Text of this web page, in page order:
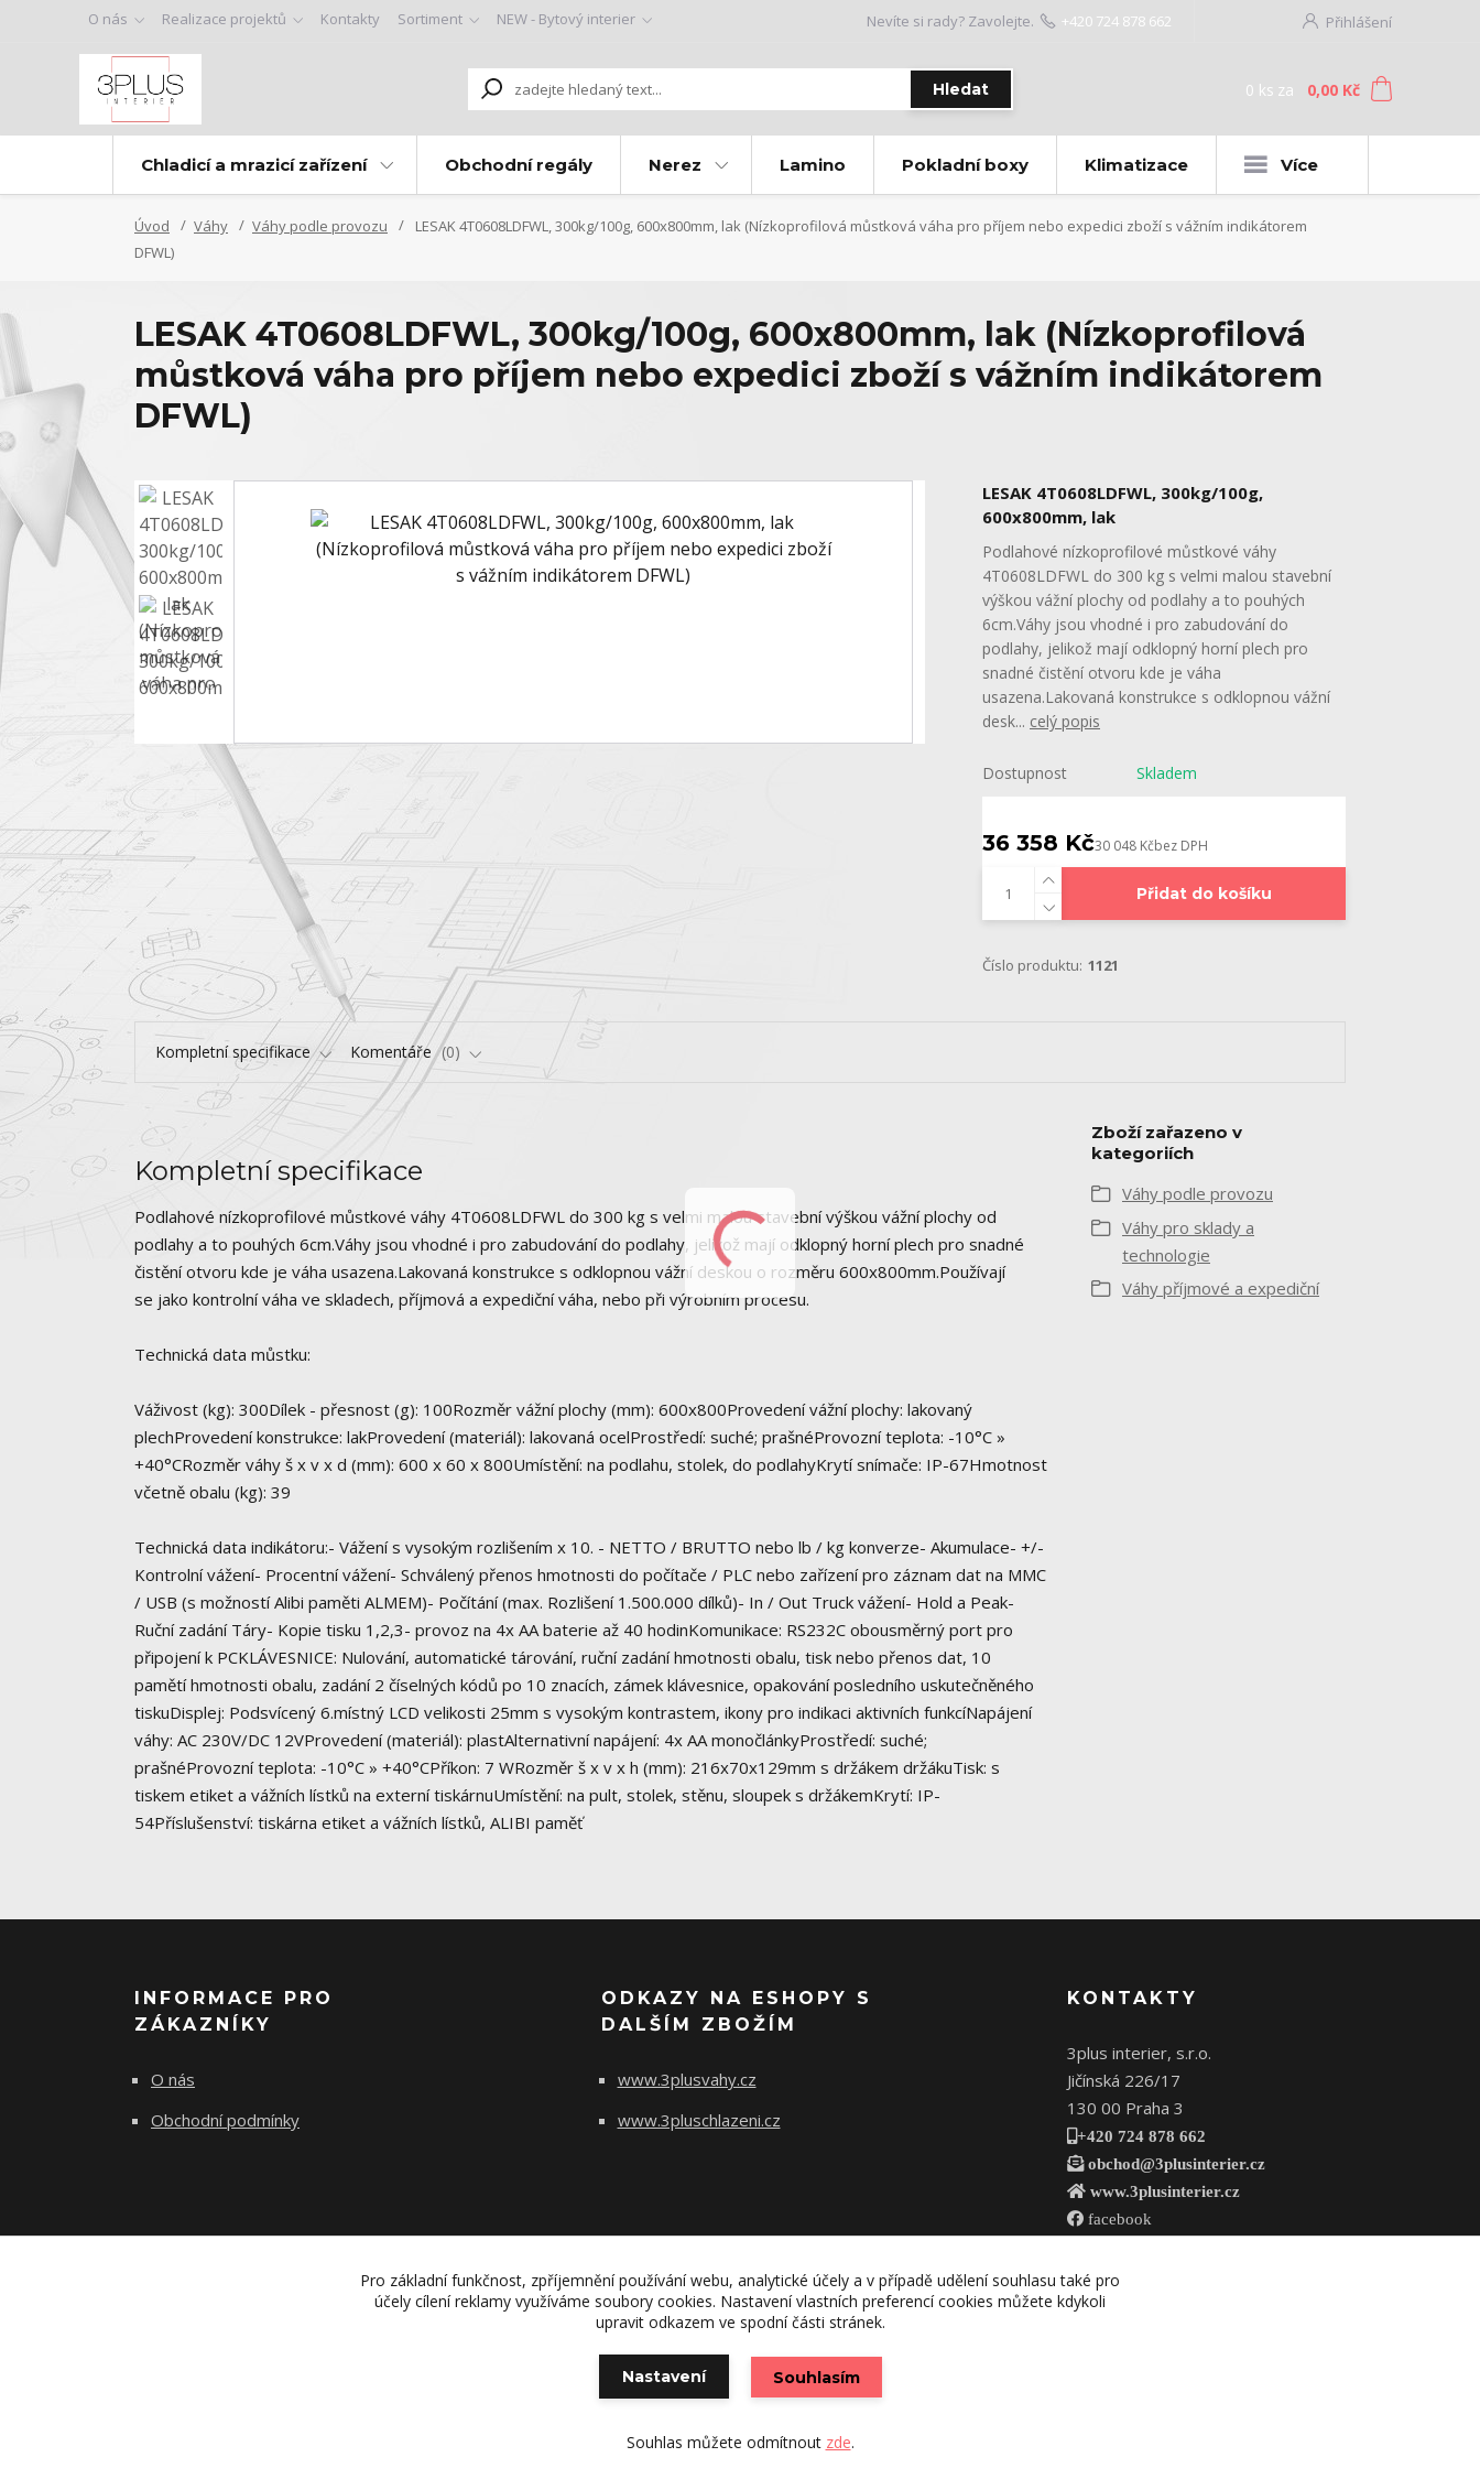
O nás Realizace projektů Kontakty Sortiment NEW - Bytový interier Přihlášení
Hledat
Nevíte si rady? Zavolejte. +420 724 878 662
0 ks za 0,00 Kč
Chladicí a mrazicí zařízení Obchodní regály Nerez Lamino Pokladní boxy Klimatizace Více
Úvod Váhy Váhy podle provozu
LESAK 4T0608LDFWL, 300kg/100g, 600x800mm, lak (Nízkoprofilová můstková váha pro příjem nebo expedici zboží s vážním indikátorem
DFWL)
LESAK 4T0608LDFWL, 300kg/100g, 600x800mm, lak (Nízkoprofilová
můstková váha pro příjem nebo expedici zboží s vážním indikátorem
DFWL)
LESAK 4T0608LDFWL, 300kg/100g,
600x800mm, lak
Podlahové nízkoprofilové můstkové váhy
4T0608LDFWL do 300 kg s velmi malou stavební
výškou vážní plochy od podlahy a to pouhých
6cm.Váhy jsou vhodné i pro zabudování do
podlahy, jelikož mají odklopný horní plech pro
snadné čistění otvoru kde je váha
usazena.Lakovaná konstrukce s odklopnou vážní
desk... celý popis
Dostupnost Skladem
36 358 Kč30 048 Kčbez DPH
Přidat do košíku
Číslo produktu: 1121
Kompletní specifikace Komentáře 0
Kompletní specifikace
Podlahové nízkoprofilové můstkové váhy 4T0608LDFWL do 300 kg s velmi malou stavební výškou vážní plochy od
podlahy a to pouhých 6cm.Váhy jsou vhodné i pro zabudování do podlahy, jelikož mají odklopný horní plech pro snadné
čistění otvoru kde je váha usazena.Lakovaná konstrukce s odklopnou vážní deskou o rozměru 600x800mm.Používají
se jako kontrolní váha ve skladech, příjmová a expediční váha, nebo při výrobním procesu.
Technická data můstku:
Váživost (kg): 300Dílek - přesnost (g): 100Rozměr vážní plochy (mm): 600x800Provedení vážní plochy: lakovaný
plechProvedení konstrukce: lakProvedení (materiál): lakovaná ocelProstředí: suché; prašnéProvozní teplota: -10°C »
+40°CRozměr váhy š x v x d (mm): 600 x 60 x 800Umístění: na podlahu, stolek, do podlahyKrytí snímače: IP-67Hmotnost
včetně obalu (kg): 39
Technická data indikátoru:- Vážení s vysokým rozlišením x 10. - NETTO / BRUTTO nebo lb / kg konverze- Akumulace- +/-
Kontrolní vážení- Procentní vážení- Schválený přenos hmotnosti do počítače / PLC nebo zařízení pro záznam dat na MMC
/ USB (s možností Alibi paměti ALMEM)- Počítání (max. Rozlišení 1.500.000 dílků)- In / Out Truck vážení- Hold a Peak-
Ruční zadání Táry- Kopie tisku 1,2,3- provoz na 4x AA baterie až 40 hodinKomunikace: RS232C obousměrný port pro
připojení k PCKLÁVESNICE: Nulování, automatické tárování, ruční zadání hmotnosti obalu, tisk nebo přenos dat, 10
pamětí hmotnosti obalu, zadání 2 číselných kódů po 10 znacích, zámek klávesnice, opakování posledního uskutečněného
tiskuDisplej: Podsvícený 6.místný LCD velikosti 25mm s vysokým kontrastem, ikony pro indikaci aktivních funkcíNapájení
váhy: AC 230V/DC 12VProvedení (materiál): plastAlternativní napájení: 4x AA monočlánkyProstředí: suché;
prašnéProvozní teplota: -10°C » +40°CPříkon: 7 WRozměr š x v x h (mm): 216x70x129mm s držákem držákuTisk: s
tiskem etiket a vážních lístků na externí tiskárnuUmístění: na pult, stolek, stěnu, sloupek s držákemKrytí: IP-
54Příslušenství: tiskárna etiket a vážních lístků, ALIBI paměť
Zboží zařazeno v
kategoriích
Váhy podle provozu
Váhy pro sklady a
technologie
Váhy příjmové a expediční
INFORMACE PRO
ZÁKAZNÍKY
O nás
Obchodní podmínky
ODKAZY NA ESHOPY S
DALŠÍM ZBOŽÍM
www.3plusvahy.cz
www.3pluschlazeni.cz
KONTAKTY
3plus interier, s.r.o.
Jičínská 226/17
130 00 Praha 3
+420 724 878 662
obchod@3plusinterier.cz
www.3plusinterier.cz
facebook
© 2011 - 2021 3plus interier s.r.o.
Vytvořeno na
Pro základní funkčnost, zpříjemnění používání webu, analytické účely a v případě udělení souhlasu také pro
účely cílení reklamy využíváme soubory cookies. Nastavení vlastních preferencí cookies můžete kdykoli
upravit odkazem ve spodní části stránek.
Nastavení Souhlasím
Souhlas můžete odmítnout zde.